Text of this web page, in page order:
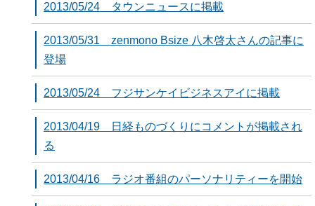
2013/05/24 タウンニュースに掲載
2013/05/31 zenmono Bsize 八木啓太さんの記事に
登場
2013/05/24 フジサンケイビジネスアイに掲載
2013/04/19 日経ものづくりにコメントが掲載され
る
2013/04/16 ラジオ番組のパーソナリティーを開始